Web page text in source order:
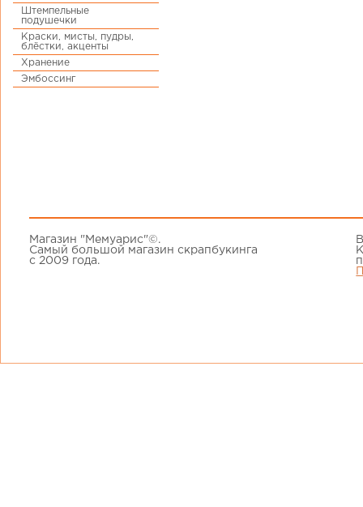
Штемпельные
подушечки
Краски, мисты, пудры,
блёстки, акценты
Хранение
Эмбоссинг
Магазин "Мемуарис"©.
Самый большой магазин скрапбукинга
с 2009 года.